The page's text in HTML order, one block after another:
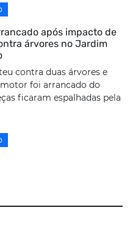
após impacto de
árvores no Jardim
contra duas árvores e
foi arrancado do
ficaram espalhadas pela